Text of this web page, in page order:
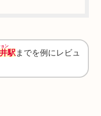
ン
駅 までを例にレビュ